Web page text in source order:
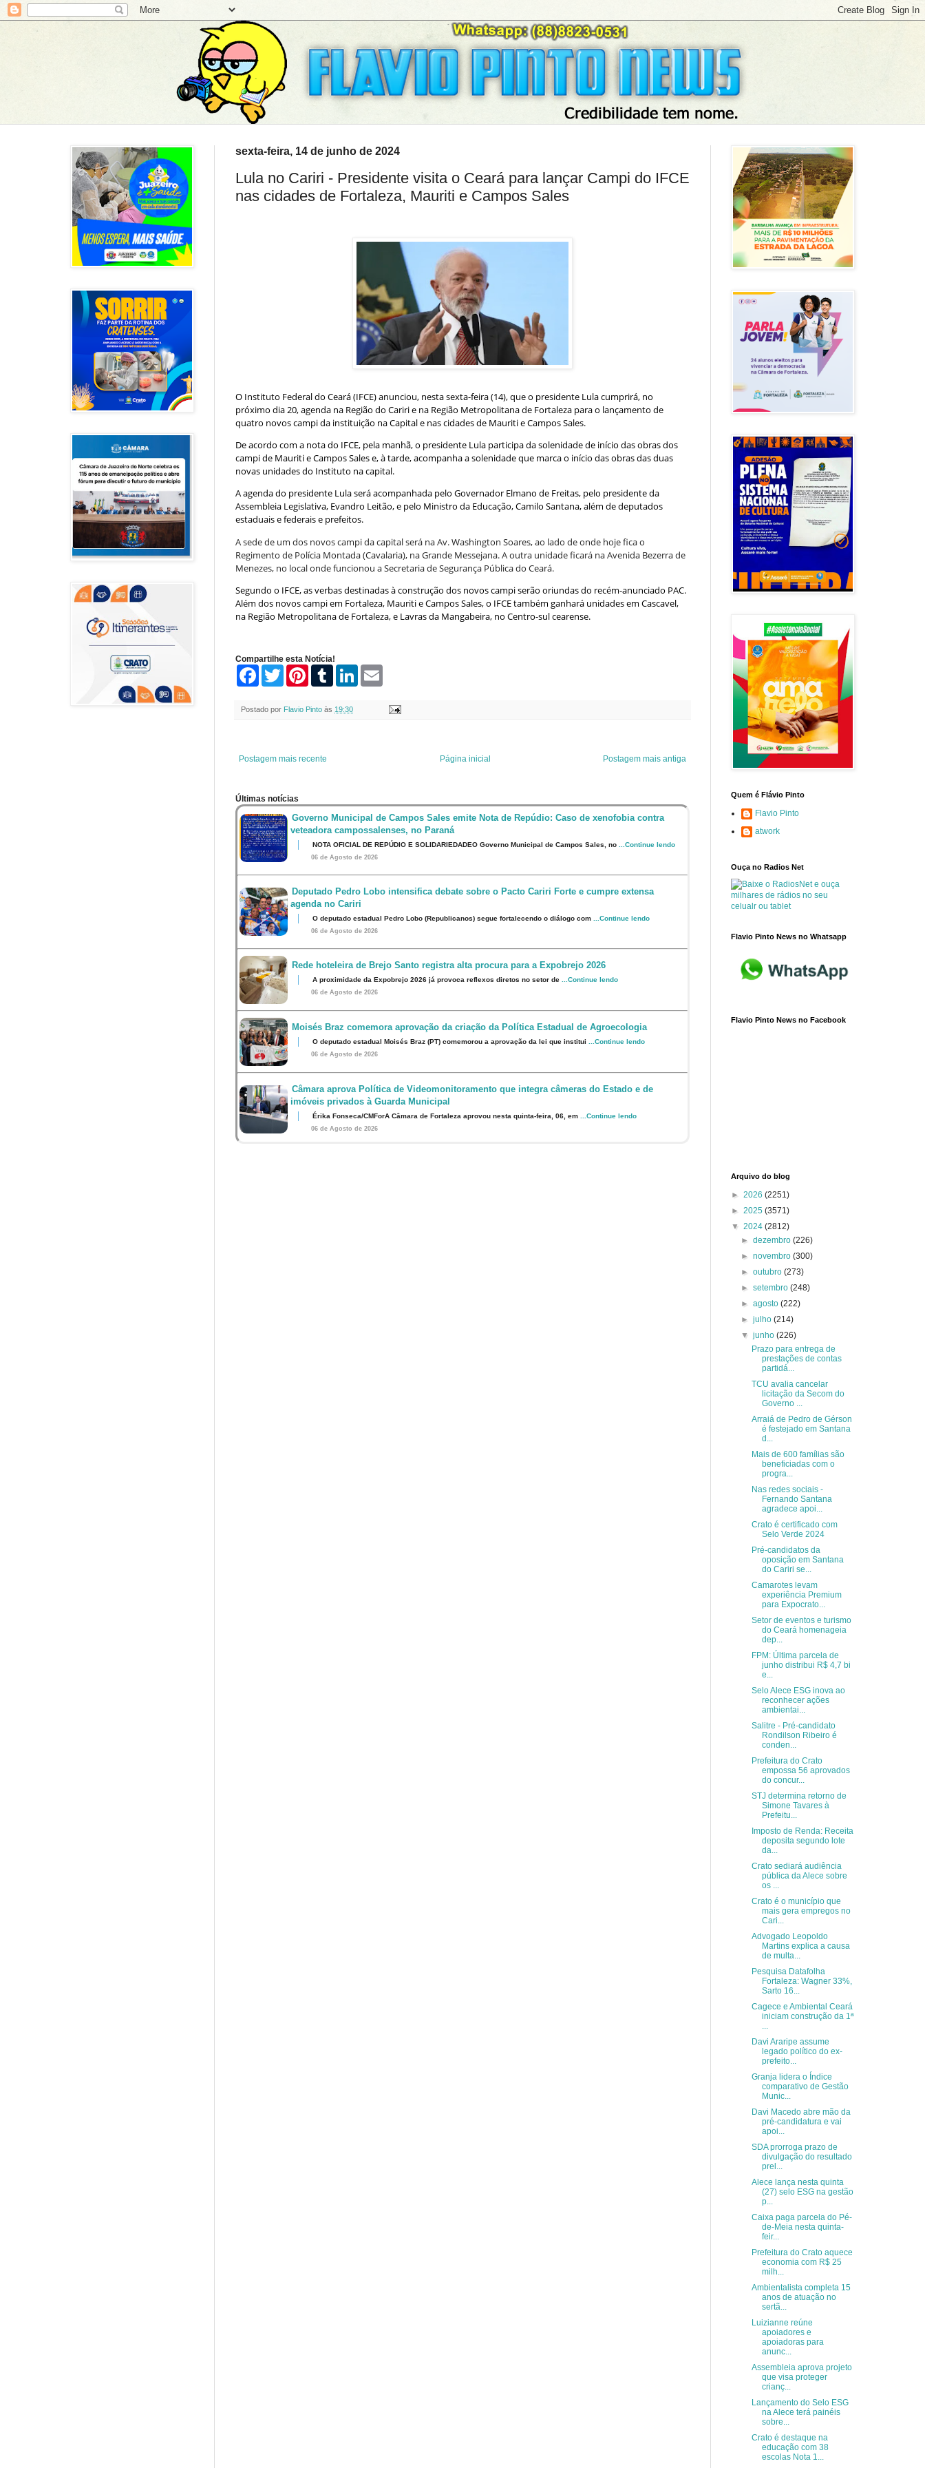
sexta-feira, 14 de junho de 2024
Lula no Cariri - Presidente visita o Ceará para lançar Campi do IFCE
nas cidades de Fortaleza, Mauriti e Campos Sales
O Instituto Federal do Ceará (IFCE) anunciou, nesta sexta-feira (14), que o presidente Lula cumprirá, no
próximo dia 20, agenda na Região do Cariri e na Região Metropolitana de Fortaleza para o lançamento de
quatro novos campi da instituição na Capital e nas cidades de Mauriti e Campos Sales.
De acordo com a nota do IFCE, pela manhã, o presidente Lula participa da solenidade de início das obras dos
campi de Mauriti e Campos Sales e, à tarde, acompanha a solenidade que marca o início das obras das duas
novas unidades do Instituto na capital.
A agenda do presidente Lula será acompanhada pelo Governador Elmano de Freitas, pelo presidente da
Assembleia Legislativa, Evandro Leitão, e pelo Ministro da Educação, Camilo Santana, além de deputados
estaduais e federais e prefeitos.
A sede de um dos novos campi da capital será na Av. Washington Soares, ao lado de onde hoje fica o
Regimento de Polícia Montada (Cavalaria), na Grande Messejana. A outra unidade ficará na Avenida Bezerra de
Menezes, no local onde funcionou a Secretaria de Segurança Pública do Ceará.
Segundo o IFCE, as verbas destinadas à construção dos novos campi serão oriundas do recém-anunciado PAC.
Além dos novos campi em Fortaleza, Mauriti e Campos Sales, o IFCE também ganhará unidades em Cascavel,
na Região Metropolitana de Fortaleza, e Lavras da Mangabeira, no Centro-sul cearense.
Compartilhe esta Notícia!
F
b
T
w
t
P
e
t
T
l
L
Postado por Flavio Pinto às 19:30
Postagem mais recente Postagem mais antiga
Página inicial
Últimas notícias
Governo Municipal de Campos Sales emite Nota de Repúdio: Caso de xenofobia contra
veteadora campossalenses, no Paraná
NOTA OFICIAL DE REPÚDIO E SOLIDARIEDADEO Governo Municipal de Campos Sales, no ...Continue lendo
06 de Agosto de 2026
Deputado Pedro Lobo intensifica debate sobre o Pacto Cariri Forte e cumpre extensa
agenda no Cariri
O deputado estadual Pedro Lobo (Republicanos) segue fortalecendo o diálogo com ...Continue lendo
06 de Agosto de 2026
Rede hoteleira de Brejo Santo registra alta procura para a Expobrejo 2026
A proximidade da Expobrejo 2026 já provoca reflexos diretos no setor de ...Continue lendo
06 de Agosto de 2026
Moisés Braz comemora aprovação da criação da Política Estadual de Agroecologia
O deputado estadual Moisés Braz (PT) comemorou a aprovação da lei que institui ...Continue lendo
06 de Agosto de 2026
Câmara aprova Política de Videomonitoramento que integra câmeras do Estado e de
imóveis privados à Guarda Municipal
Érika Fonseca/CMForA Câmara de Fortaleza aprovou nesta quinta-feira, 06, em ...Continue lendo
06 de Agosto de 2026
Quem é Flávio Pinto
Flavio Pinto
atwork
Ouça no Radios Net
Flavio Pinto News no Whatsapp
Flavio Pinto News no Facebook
Arquivo do blog
► 2026 (2251)
► 2025 (3571)
▼ 2024 (2812)
►dezembro(226)
►novembro(300)
►outubro(273)
►setembro(248)
►agosto(222)
►julho(214)
▼junho(226)
Prazo para entrega de
prestações de contas
partidá...
TCU avalia cancelar
licitação da Secom do
Governo ...
Arraiá de Pedro de Gérson
é festejado em Santana
d...
Mais de 600 famílias são
beneficiadas com o
progra...
Nas redes sociais -
Fernando Santana
agradece apoi...
Crato é certificado com
Selo Verde 2024
Pré-candidatos da
oposição em Santana
do Cariri se...
Camarotes levam
experiência Premium
para Expocrato...
Setor de eventos e turismo
do Ceará homenageia
dep...
FPM: Última parcela de
junho distribui R$ 4,7 bi
e...
Selo Alece ESG inova ao
reconhecer ações
ambientai...
Salitre - Pré-candidato
Rondilson Ribeiro é
conden...
Prefeitura do Crato
empossa 56 aprovados
do concur...
STJ determina retorno de
Simone Tavares à
Prefeitu...
Imposto de Renda: Receita
deposita segundo lote
da...
Crato sediará audiência
pública da Alece sobre
os ...
Crato é o município que
mais gera empregos no
Cari...
Advogado Leopoldo
Martins explica a causa
de multa...
Pesquisa Datafolha
Fortaleza: Wagner 33%,
Sarto 16...
Cagece e Ambiental Ceará
iniciam construção da 1ª
...
Davi Araripe assume
legado político do ex-
prefeito...
Granja lidera o Índice
comparativo de Gestão
Munic...
Davi Macedo abre mão da
pré-candidatura e vai
apoi...
SDA prorroga prazo de
divulgação do resultado
prel...
Alece lança nesta quinta
(27) selo ESG na gestão
p...
Caixa paga parcela do Pé-
de-Meia nesta quinta-
feir...
Prefeitura do Crato aquece
economia com R$ 25
milh...
Ambientalista completa 15
anos de atuação no
sertã...
Luizianne reúne
apoiadores e
apoiadoras para
anunc...
Assembleia aprova projeto
que visa proteger
crianç...
Lançamento do Selo ESG
na Alece terá painéis
sobre...
Crato é destaque na
educação com 38
escolas Nota 1...